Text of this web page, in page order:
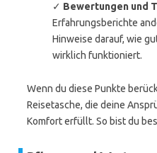
✓ Bewertungen und
Erfahrungsberichte
Hinweise darauf, wie
wirklich funktioniert.
Wenn du diese Punkte
Reisetasche, die deine
Komfort erfüllt. So bist du